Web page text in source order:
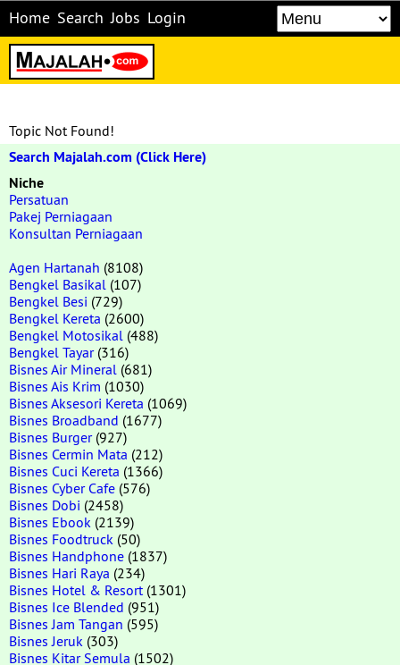
Home Search Jobs Login
Topic Not Found!
Search Majalah.com (Click Here)
Niche
Persatuan
Pakej Perniagaan
Konsultan Perniagaan
Agen Hartanah (8108)
Bengkel Basikal (107)
Bengkel Besi (729)
Bengkel Kereta (2600)
Bengkel Motosikal (488)
Bengkel Tayar(316)
Bisnes Air Mineral (681)
Bisnes Ais Krim (1030)
Bisnes Aksesori Kereta (1069)
Bisnes Broadband (1677)
Bisnes Burger(927)
Bisnes Cermin Mata (212)
Bisnes Cuci Kereta (1366)
Bisnes Cyber Cafe (576)
Bisnes Dobi (2458)
Bisnes Ebook (2139)
Bisnes Foodtruck (50)
Bisnes Handphone (1837)
Bisnes Hari Raya (234)
Bisnes Hotel & Resort(1301)
Bisnes Ice Blended (951)
Bisnes Jam Tangan (595)
Bisnes Jeruk (303)
Bisnes Kitar Semula (1502)